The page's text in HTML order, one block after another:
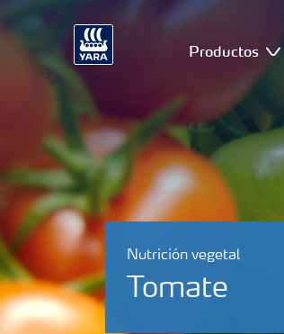
Productos
Nutrición vegetal
Tomate